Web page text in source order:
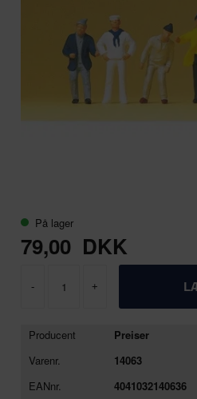
På lager
79,00 DKK
- +
Producent
Preiser
Varenr.
14063
EANnr.
4041032140636